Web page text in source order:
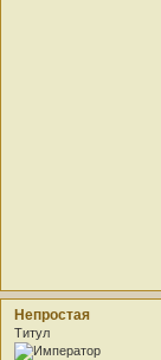
Непростая
Титул